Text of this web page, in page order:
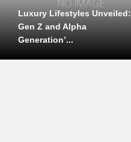
Luxury Lifestyles Unveiled:
Gen Z and Alpha
Generation’...